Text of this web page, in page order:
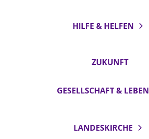
HILFE & HELFEN
ZUKUNFT
GESELLSCHAFT & LEBEN
LANDESKIRCHE